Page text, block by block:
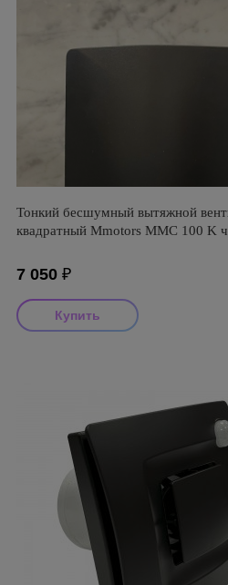
Тонкий бесшумный вытяжной
квадратный Mmotors ММC 100 K
7 050 ₽